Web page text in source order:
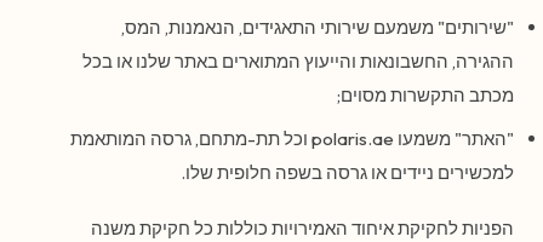
"שירותים" משמעם שירותי התאגידים, הנאמנות, המס,
ההגירה, החשבונאות והייעוץ המתוארים באתר שלנו או בכל
מכתב התקשרות מסוים;
"האתר" משמעו polaris.ae וכל תת-מתחם, גרסה המותאמת
למכשירים ניידים או גרסה בשפה חלופית שלו.
הפניות לחקיקת איחוד האמירויות כוללות כל חקיקת משנה